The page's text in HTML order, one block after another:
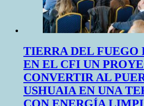
TIERRA DEL FUEGO
EN EL CFI UN
CONVERTIR AL
USHUAIA EN UNA